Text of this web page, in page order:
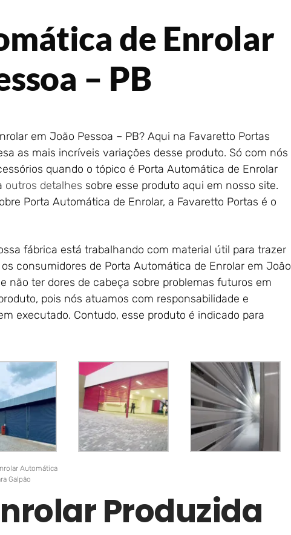
de Enrolar
– PB
em João Pessoa – PB? Aqui na Favaretto Portas
as mais incríveis variações desse produto. Só com nós
quando o tópico é Porta Automática de Enrolar
outros detalhes sobre esse produto aqui em nosso site.
Porta Automática de Enrolar, a Favaretto Portas é o
fábrica está trabalhando com material útil para trazer
consumidores de Porta Automática de Enrolar em João
não ter dores de cabeça sobre problemas futuros em
pois nós atuamos com responsabilidade e
executado. Contudo, esse produto é indicado para
Automática
Galpão
Produzida